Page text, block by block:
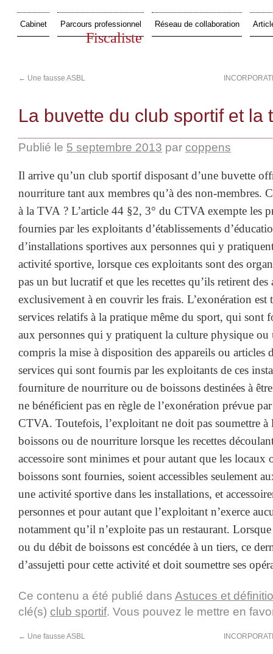
Fiscaliste
Cabinet Parcours professionnel Réseau de collaboration
← Une fausse ASBL
La buvette du club sportif et la
Publié le 5 septembre 2013 par coppens
Il arrive qu’un club sportif disposant d’une buvette
nourriture tant aux membres qu’à des non-membres.
à la TVA ? L’article 44 §2, 3° du CTVA exempte les
fournies par les exploitants d’établissements
d’installations sportives aux personnes qui y
activité sportive, lorsque ces exploitants sont des
pas un but lucratif et que les recettes qu’ils retirent des
exclusivement à en couvrir les frais. L’exonération
services relatifs à la pratique même du sport, qui sont
aux personnes qui y pratiquent la culture physique ou
compris la mise à disposition des appareils ou articles
services qui sont fournis par les exploitants de ces
fourniture de nourriture ou de boissons destinées à
ne bénéficient pas en règle de l’exonération prévue
CTVA. Toutefois, l’exploitant ne doit pas soumettre
boissons ou de nourriture lorsque les recettes
accessoire sont minimes et pour autant que les locaux
boissons sont fournies, soient accessibles seulement
une activité sportive dans les installations, et
personnes et pour autant que l’exploitant n’exerce
notamment qu’il n’exploite pas un restaurant.
ou du débit de boissons est concédée à un tiers, ce
d’assujetti pour cette activité et doit soumettre ses
Ce contenu a été publié dans Astuces et
clé(s) club sportif. Vous pouvez le mettre en
← Une fausse ASBL